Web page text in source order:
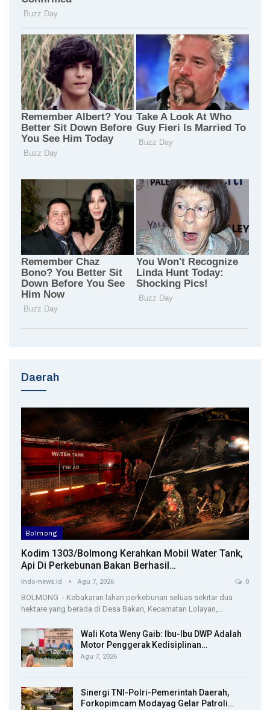
Daerah
Bolmong
Kodim 1303/Bolmong Kerahkan Mobil Water Tank,
Api Di Perkebunan Bakan Berhasil…
Indo-news.id Agu 7, 2026 0
BOLMONG - Kebakaran lahan perkebunan seluas sekitar dua
hektare yang berada di Desa Bakan, Kecamatan Lolayan,…
Wali Kota Weny Gaib: Ibu-Ibu DWP Adalah
Motor Penggerak Kedisiplinan…
Agu 7, 2026
Sinergi TNI-Polri-Pemerintah Daerah,
Forkopimcam Modayag Gelar Patroli…